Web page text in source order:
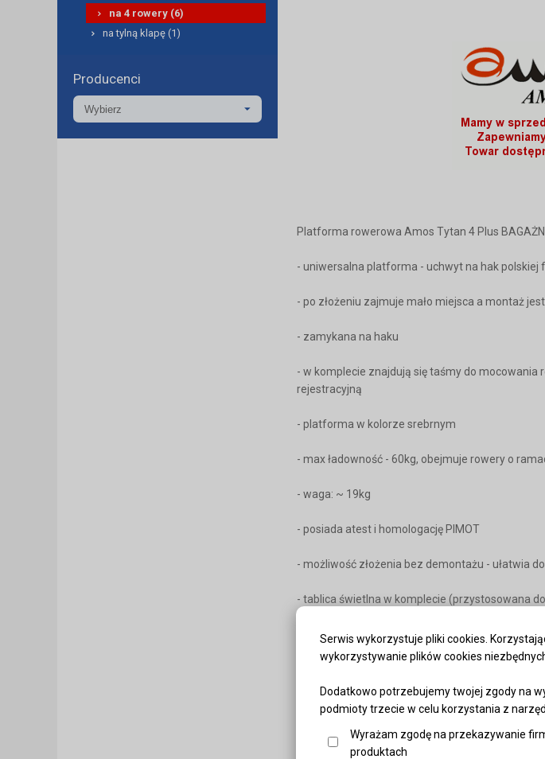
Serwis wykorzystuje pliki cookies.
wykorzystywanie plików cookies
Dodatkowo potrzebujemy twojej zgody na
podmioty trzecie w celu korzystania z
Wyrażam zgodę na przekazywanie
produktach
na 4 rowery (6)
na tylną klapę (1)
Producenci
Platforma rowerowa Amos Tytan 4 Plus
- uniwersalna platforma - uchwyt na hak
- po złożeniu zajmuje mało miejsca a montaż
- zamykana na haku
- w komplecie znajdują się taśmy do
rejestracyjną
- platforma w kolorze srebrnym
- max ładowność - 60kg, obejmuje rowery o
- waga: ~ 19kg
- posiada atest i homologację PIMOT
- możliwość złożenia bez demontażu - ułatwia
- tablica świetlna w komplecie (przystosowana
Wymiary:
Szerokość 96 cm
Wysokość po złożeniu pałąków 22 cm (z